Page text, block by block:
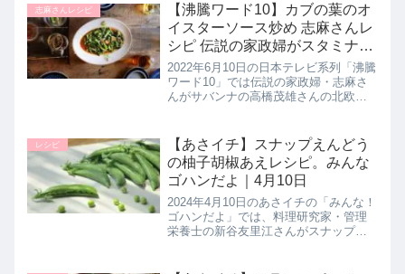
【バッファローチキンウィング】の作
り方を教えてくれたので詳しく紹介
し...
志麻さんレシピ
【沸騰ワード10】カブの葉のオ
イスターソース炒め 志麻さんレ
シピ 伝説の家政婦がスタミナ料
理を披露！6月10日
2022年6月10日の日本テレビ系列「沸騰
ワード10」では伝説の家政婦・志麻さ
んがサバンナの高橋茂雄さんの北欧風
のオイスターソース炒め】の作り方を
詳しく紹介します。>>沸騰...
レシピ
【あさイチ】スナップえんどう
の柚子胡椒あえレシピ。みんな
ゴハンだよ｜4月10日
2024年4月10日のあさイチの「みんな！
ゴハンだよ」では、料理研究家・管理
栄養士の新谷友里江さんがスナップえ